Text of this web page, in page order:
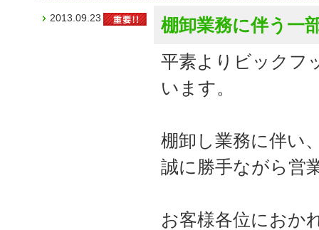
2013.09.23
棚卸業務に伴う一
平素よりビックフ
います。
棚卸し業務に伴い
誠に勝手ながら営
お客様各位におか